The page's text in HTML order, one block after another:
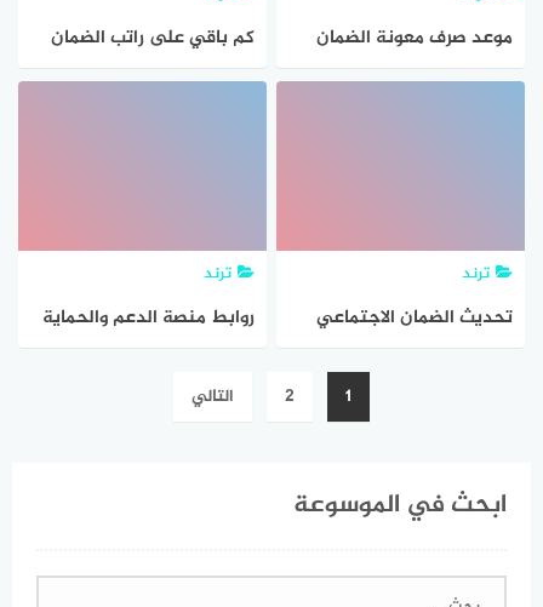
موعد صرف معونة الضمان
الاجتماعي
كم باقي على راتب الضمان
الاجتماعي جمادي ثاني 1442
ترند
تحديث الضمان الاجتماعي
ترند
روابط منصة الدعم والحماية
المطور تسجيل دخول نفاذ
1
2 التالي
ابحث في الموسوعة
البحث